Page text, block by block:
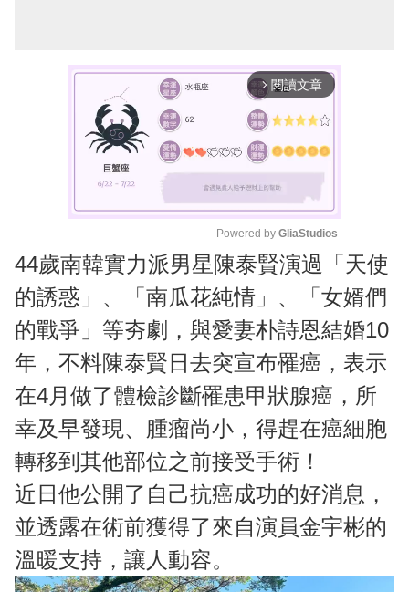
arrow_forward_ios 閱讀文章
M
t
e
Powered by GliaStudios
44歲南韓實力派男星陳泰賢演過「天使
的誘惑」、「南瓜花純情」、「女婿們
的戰爭」等夯劇，與愛妻朴詩恩結婚10
年，不料陳泰賢日去突宣布罹癌，表示
在4月做了體檢診斷罹患甲狀腺癌，所
幸及早發現、腫瘤尚小，得趕在癌細胞
轉移到其他部位之前接受手術！
近日他公開了自己抗癌成功的好消息，
並透露在術前獲得了來自演員金宇彬的
溫暖支持，讓人動容。